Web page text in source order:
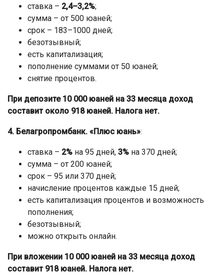
ставка – 2,4–3,2%;
сумма – от 500 юаней;
срок – 183–1000 дней;
безотзывный;
есть капитализация;
пополнение суммами от 50 юаней;
снятие процентов.
При депозите 10 000 юаней на 33 месяца доход
составит около 918 юаней. Налога нет.
4. Белагропромбанк. «Плюс юань»:
ставка – 2% на 95 дней, 3% на 370 дней;
сумма – от 200 юаней;
срок – 95 или 370 дней;
начисление процентов каждые 15 дней;
есть капитализация процентов и возможность
пополнения;
безотзывный;
можно открыть онлайн.
При вложении 10 000 юаней на 33 месяца доход
составит 918 юаней. Налога нет.